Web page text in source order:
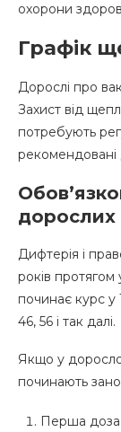
охорони
Графік
Дорослі про
Захист від
потребують
рекомендовані
дорослих
Дифтерія і
років
починає курс у
46, 56 і так далі.
Якщо у
починають
Перша